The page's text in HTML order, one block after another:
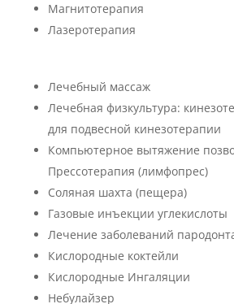
Магнитотерапия
Лазеротерапия
Лечебный массаж
Лечебная физкультура:
для подвесной кинезотерапии
Компьютерное вытяжение
Прессотерапия (лимфопрес)
Соляная шахта (пещера)
Газовые инъекции углекислоты
Лечение заболеваний
Кислородные коктейли
Кислородные Ингаляции
Небулайзер